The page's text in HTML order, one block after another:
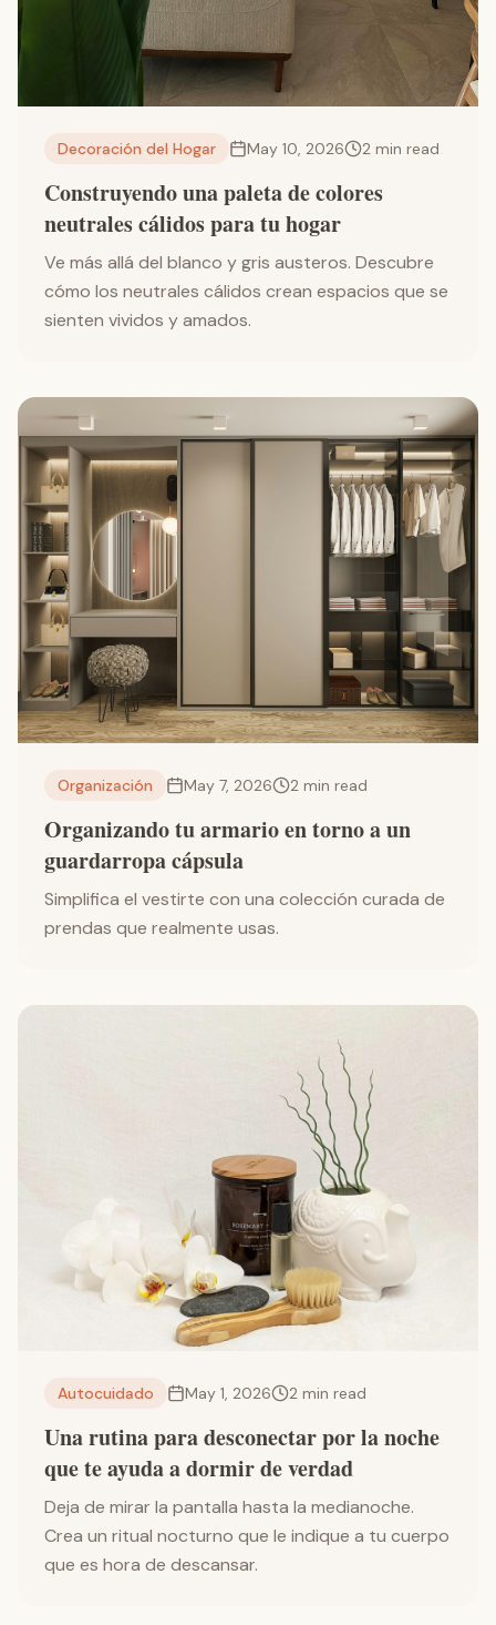
Decoración del Hogar May 10, 2026 2 min read
Construyendo una paleta de colores
neutrales cálidos para tu hogar
Ve más allá del blanco y gris austeros. Descubre
cómo los neutrales cálidos crean espacios que se
sienten vividos y amados.
Organización May 7, 2026 2 min read
Organizando tu armario en torno a un
guardarropa cápsula
Simplifica el vestirte con una colección curada de
prendas que realmente usas.
Autocuidado May 1, 2026 2 min read
Una rutina para desconectar por la noche
que te ayuda a dormir de verdad
Deja de mirar la pantalla hasta la medianoche.
Crea un ritual nocturno que le indique a tu cuerpo
que es hora de descansar.